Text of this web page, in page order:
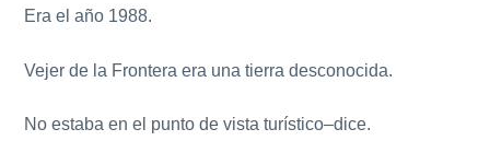
Era el año 1988.
Vejer de la Frontera era una tierra desconocida.
No estaba en el punto de vista turístico–dice.